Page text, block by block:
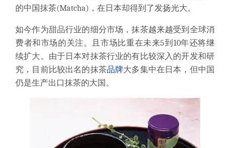
的中国抹茶(Matcha)，在日本却得到了发扬光大。
如今作为甜品行业的细分市场，抹茶越来越受到全球消
费者和市场的关注。且市场比重在未来5到10年还将继
续扩大。由于日本对抹茶行业的有比较深入的开发和研
究，目前比较出名的抹茶品牌大多集中在日本，但中国
仍是生产出口抹茶的大国。